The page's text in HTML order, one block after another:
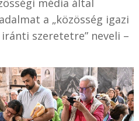
média által
a „közösség igazi
szeretetre” neveli –